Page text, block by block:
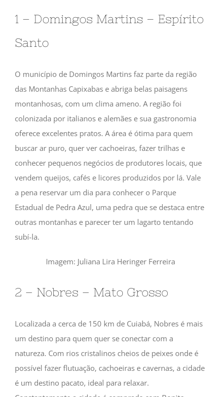
1 – Domingos Martins – Espírito
Santo
O município de Domingos Martins faz parte da região
das Montanhas Capixabas e abriga belas paisagens
montanhosas, com um clima ameno. A região foi
colonizada por italianos e alemães e sua gastronomia
oferece excelentes pratos. A área é ótima para quem
buscar ar puro, quer ver cachoeiras, fazer trilhas e
conhecer pequenos negócios de produtores locais, que
vendem queijos, cafés e licores produzidos por lá. Vale
a pena reservar um dia para conhecer o Parque
Estadual de Pedra Azul, uma pedra que se destaca entre
outras montanhas e parecer ter um lagarto tentando
subí-la.
Imagem: Juliana Lira Heringer Ferreira
2 – Nobres – Mato Grosso
Localizada a cerca de 150 km de Cuiabá, Nobres é mais
um destino para quem quer se conectar com a
natureza. Com rios cristalinos cheios de peixes onde é
possível fazer flutuação, cachoeiras e cavernas, a cidade
é um destino pacato, ideal para relaxar.